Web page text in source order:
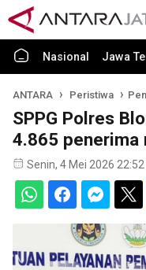
Nasional Jawa
ANTARA Peristiwa
SPPG Polres
4.865 penerima
Senin, 4 Mei 2026 22:52